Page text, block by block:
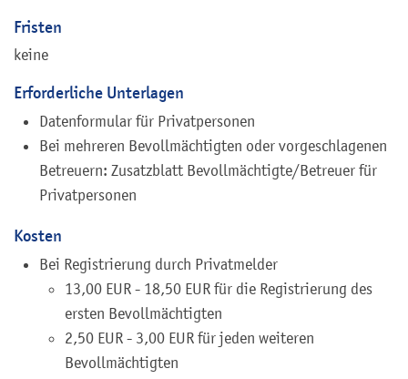
Fristen
keine
Erforderliche Unterlagen
Datenformular für Privatpersonen
Bei mehreren Bevollmächtigten oder vorgeschlagenen
Betreuern: Zusatzblatt Bevollmächtigte/Betreuer für
Privatpersonen
Kosten
Bei Registrierung durch Privatmelder
13,00 EUR - 18,50 EUR für die Registrierung des
ersten Bevollmächtigten
2,50 EUR - 3,00 EUR für jeden weiteren
Bevollmächtigten